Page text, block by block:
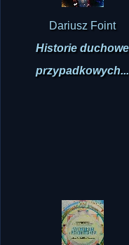
Dariusz Foint
Historie duchowe
przypadkowych...